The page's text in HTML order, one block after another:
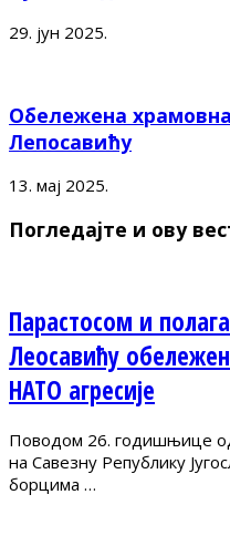
29. јун 2025.
Обележена
Лепосавићу
13. мај 2025.
Погледајте и ову
Парастосом и
Леосавићу
НАТО агресије
Поводом 26. годишњице
на Савезну Републику
борцима …